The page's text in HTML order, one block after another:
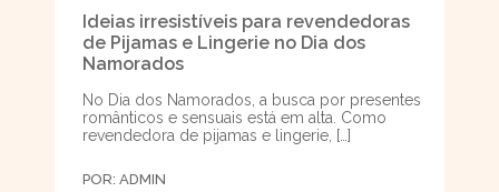
Ideias irresistíveis para revendedoras
de Pijamas e Lingerie no Dia dos
Namorados
No Dia dos Namorados, a busca por presentes
românticos e sensuais está em alta. Como
revendedora de pijamas e lingerie, […]
POR: ADMIN